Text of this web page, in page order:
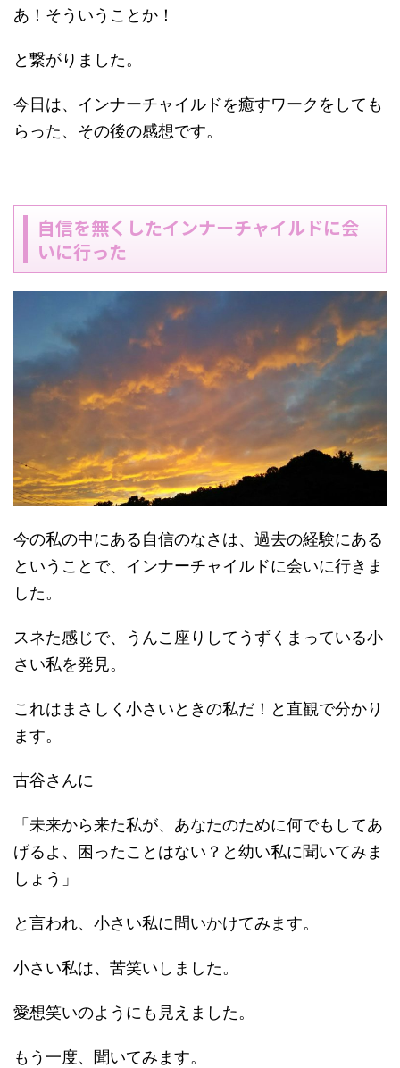
あ！そういうことか！
と繋がりました。
今日は、インナーチャイルドを癒すワークをしても
らった、その後の感想です。
自信を無くしたインナーチャイルドに会
いに行った
今の私の中にある自信のなさは、過去の経験にある
ということで、インナーチャイルドに会いに行きま
した。
スネた感じで、うんこ座りしてうずくまっている小
さい私を発見。
これはまさしく小さいときの私だ！と直観で分かり
ます。
古谷さんに
「未来から来た私が、あなたのために何でもしてあ
げるよ、困ったことはない？と幼い私に聞いてみま
しょう」
と言われ、小さい私に問いかけてみます。
小さい私は、苦笑いしました。
愛想笑いのようにも見えました。
もう一度、聞いてみます。